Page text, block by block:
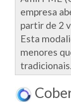
empresa
partir de 2
Esta
menores
tradicionais.